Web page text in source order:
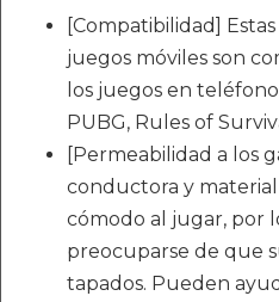
[Compatibilidad]
juegos móviles son
los juegos en
PUBG, Rules of
[Permeabilidad a los
conductora y material
cómodo al jugar, por
preocuparse de que
tapados. Pueden